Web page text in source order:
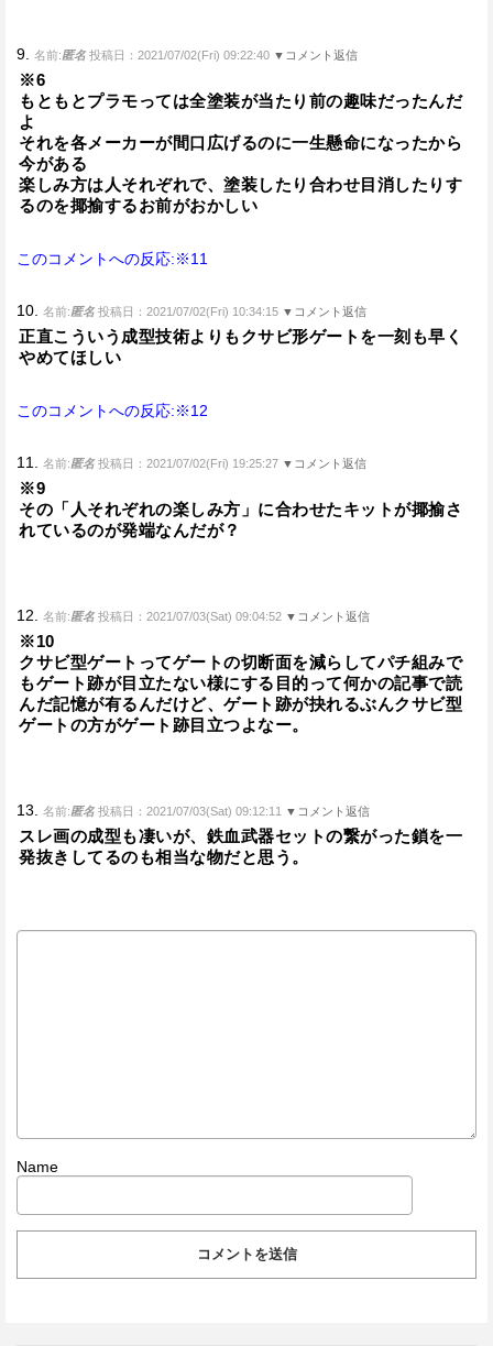
9. 名前:匿名 投稿日：2021/07/02(Fri) 09:22:40 ▼コメント返信
※6
もともとプラモっては全塗装が当たり前の趣味だったんだ
よ
それを各メーカーが間口広げるのに一生懸命になったから
今がある
楽しみ方は人それぞれで、塗装したり合わせ目消したりす
るのを揶揄するお前がおかしい
このコメントへの反応:※11
10. 名前:匿名 投稿日：2021/07/02(Fri) 10:34:15 ▼コメント返信
正直こういう成型技術よりもクサビ形ゲートを一刻も早く
やめてほしい
このコメントへの反応:※12
11. 名前:匿名 投稿日：2021/07/02(Fri) 19:25:27 ▼コメント返信
※9
その「人それぞれの楽しみ方」に合わせたキットが揶揄さ
れているのが発端なんだが？
12. 名前:匿名 投稿日：2021/07/03(Sat) 09:04:52 ▼コメント返信
※10
クサビ型ゲートってゲートの切断面を減らしてパチ組みで
もゲート跡が目立たない様にする目的って何かの記事で読
んだ記憶が有るんだけど、ゲート跡が抉れるぶんクサビ型
ゲートの方がゲート跡目立つよなー。
13. 名前:匿名 投稿日：2021/07/03(Sat) 09:12:11 ▼コメント返信
スレ画の成型も凄いが、鉄血武器セットの繋がった鎖を一
発抜きしてるのも相当な物だと思う。
Name